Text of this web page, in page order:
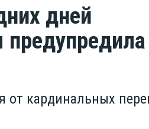
дней
предупредила
от кардинальных